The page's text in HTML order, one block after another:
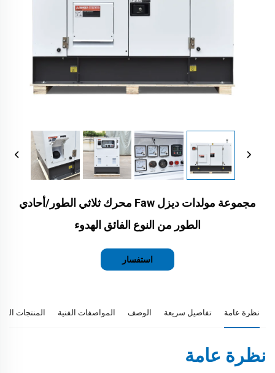
مجموعة مولدات ديزل Faw محرك ثلاثي الطور/أحادي
الطور من النوع الفائق الهدوء
استفسار
نظرة عامة تفاصيل سريعة الوصف المواصفات الفنية المنتجات
نظرة عامة